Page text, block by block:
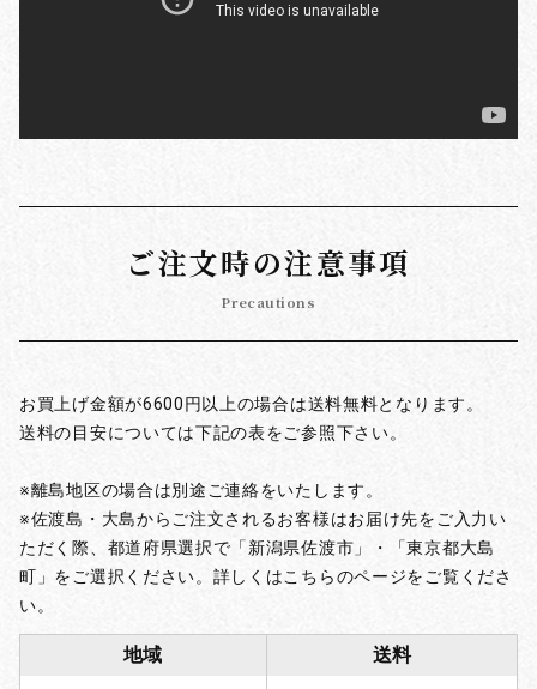
ご注文時の注意事項
Precautions
お買上げ金額が6600円以上の場合は送料無料となります。
送料の目安については下記の表をご参照下さい。
※離島地区の場合は別途ご連絡をいたします。
※佐渡島・大島からご注文されるお客様はお届け先をご入力い
ただく際、都道府県選択で「新潟県佐渡市」・「東京都大島
町」をご選択ください。詳しくはこちらのページをご覧くださ
い。
地域 送料